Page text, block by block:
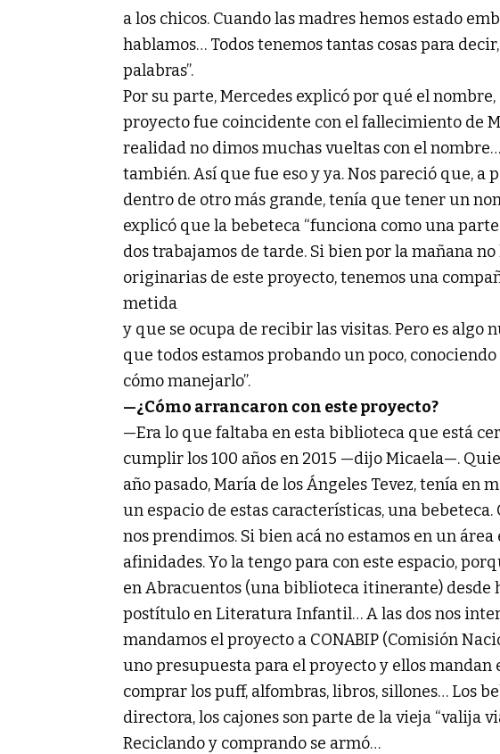
a los chicos. Cuando las madres hemos estado
hablamos… Todos tenemos tantas cosas para
palabras”.
Por su parte, Mercedes explicó por qué el nombre,
proyecto fue coincidente con el fallecimiento de
realidad no dimos muchas vueltas con el
también. Así que fue eso y ya. Nos pareció que, a
dentro de otro más grande, tenía que tener un
explicó que la bebeteca “funciona como una
dos trabajamos de tarde. Si bien por la mañana
originarias de este proyecto, tenemos una
metida
y que se ocupa de recibir las visitas. Pero es algo
que todos estamos probando un poco,
cómo manejarlo”.
—¿Cómo arrancaron con este proyecto?
—Era lo que faltaba en esta biblioteca que está
cumplir los 100 años en 2015 —dijo Micaela—.
año pasado, María de los Ángeles Tevez, tenía en
un espacio de estas características, una bebeteca.
nos prendimos. Si bien acá no estamos en un
afinidades. Yo la tengo para con este espacio,
en Abracuentos (una biblioteca itinerante) desde
postítulo en Literatura Infantil… A las dos nos
mandamos el proyecto a CONABIP (Comisión
uno presupuesta para el proyecto y ellos mandan
comprar los puff, alfombras, libros, sillones… Los
directora, los cajones son parte de la vieja “valija
Reciclando y comprando se armó…